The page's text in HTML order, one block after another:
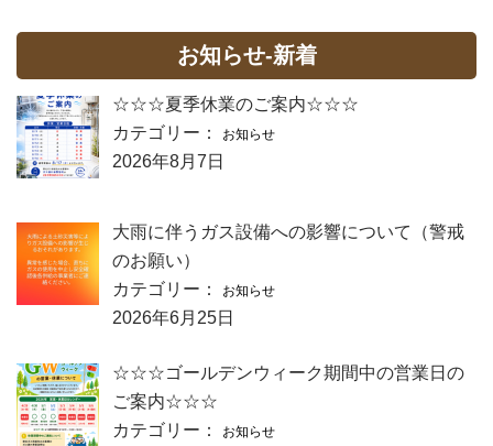
お知らせ-新着
☆☆☆夏季休業のご案内☆☆☆
カテゴリー：
お知らせ
2026年8月7日
大雨に伴うガス設備への影響について（警戒
のお願い）
カテゴリー：
お知らせ
2026年6月25日
☆☆☆ゴールデンウィーク期間中の営業日の
ご案内☆☆☆
カテゴリー：
お知らせ